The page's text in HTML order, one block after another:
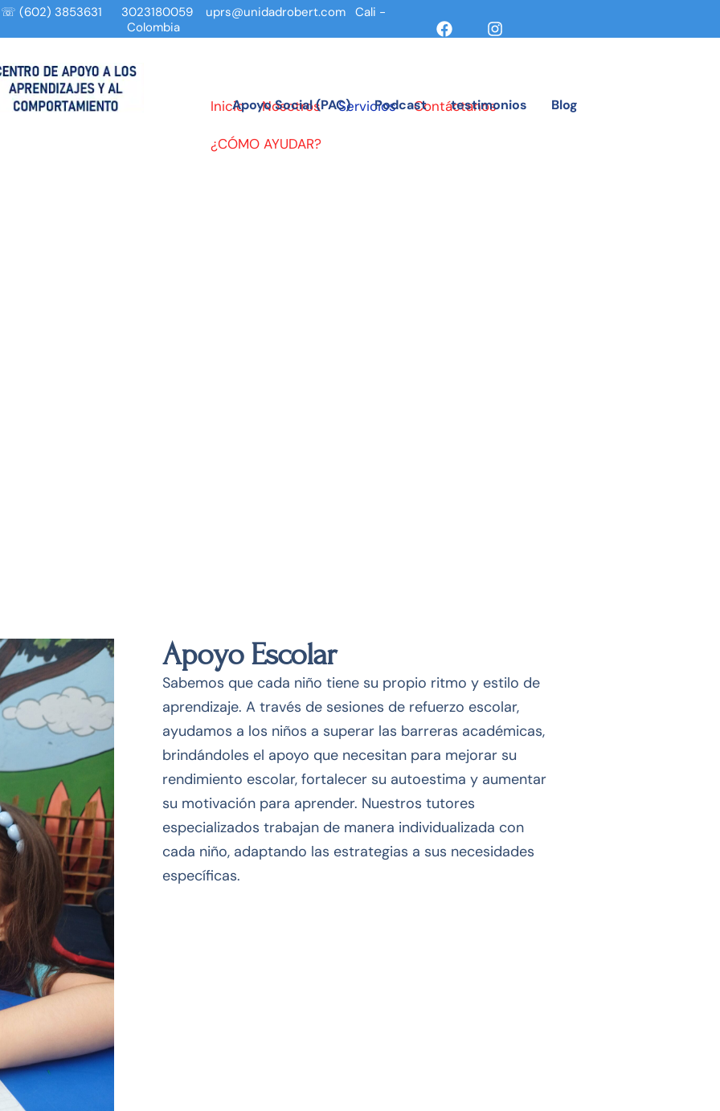
(602) 3853631 3023180059 uprs@unidadrobert.com Cali -
Colombia
Inicio Nosotros Servicios Contáctanos
¿CÓMO AYUDAR?
Apoyo Social (PAC) Podcast testimonios Blog
Apoyo Escolar
Sabemos que cada niño tiene su propio ritmo y estilo de
aprendizaje. A través de sesiones de refuerzo escolar,
ayudamos a los niños a superar las barreras académicas,
brindándoles el apoyo que necesitan para mejorar su
rendimiento escolar, fortalecer su autoestima y aumentar
su motivación para aprender. Nuestros tutores
especializados trabajan de manera individualizada con
cada niño, adaptando las estrategias a sus necesidades
específicas.